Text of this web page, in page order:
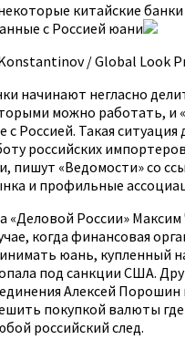
китайские
с Россией юани
/ Global Look
начинают негласно
можно работать, и
с Россией. Такая
российских
пишут «Ведомости» со
и профильные
«Деловой России»
когда финансовая
юань, купленный
под санкции США.
Алексей Порошин
покупкой валюты
российский след.